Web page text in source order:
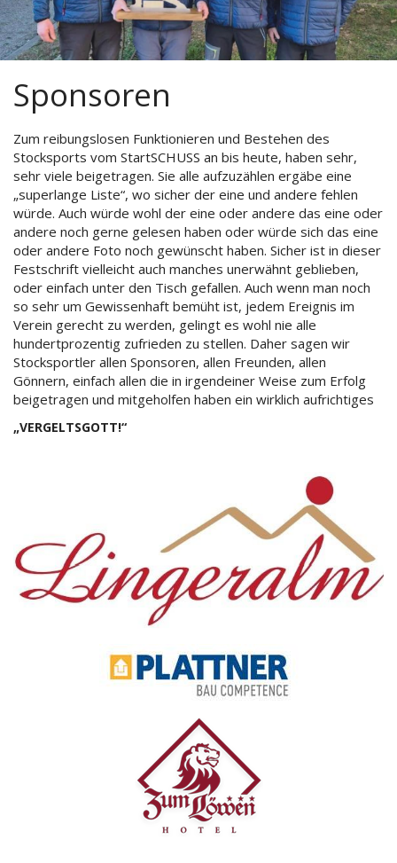
Sponsoren
Zum reibungslosen Funktionieren und Bestehen des
Stocksports vom StartSCHUSS an bis heute, haben sehr,
sehr viele beigetragen. Sie alle aufzuzählen ergäbe eine
„superlange Liste“, wo sicher der eine und andere fehlen
würde. Auch würde wohl der eine oder andere das eine oder
andere noch gerne gelesen haben oder würde sich das eine
oder andere Foto noch gewünscht haben. Sicher ist in dieser
Festschrift vielleicht auch manches unerwähnt geblieben,
oder einfach unter den Tisch gefallen. Auch wenn man noch
so sehr um Gewissenhaft bemüht ist, jedem Ereignis im
Verein gerecht zu werden, gelingt es wohl nie alle
hundertprozentig zufrieden zu stellen. Daher sagen wir
Stocksportler allen Sponsoren, allen Freunden, allen
Gönnern, einfach allen die in irgendeiner Weise zum Erfolg
beigetragen und mitgeholfen haben ein wirklich aufrichtiges
„VERGELTSGOTT!“